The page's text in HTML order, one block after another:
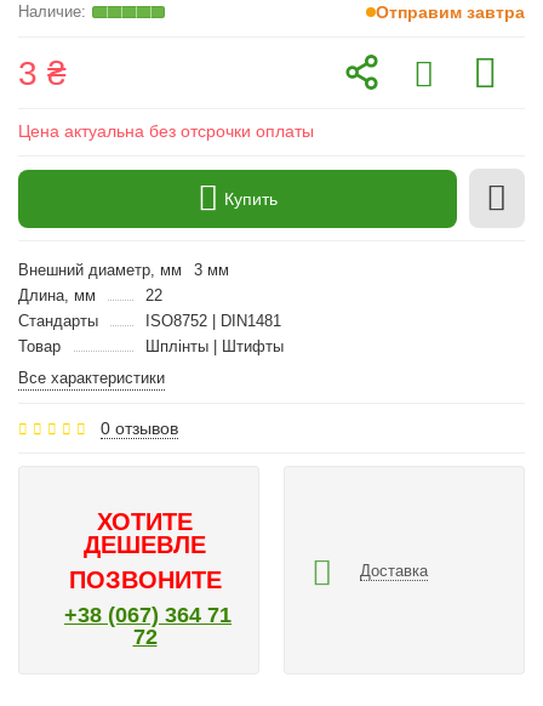
Отправим завтра
3 ₴
Цена актуальна без отсрочки оплаты
Купить
Внешний диаметр, мм
3 мм
Длина, мм
22
Стандарты
ISO8752 | DIN1481
Товар
Шплінты | Штифты
Все характеристики
0 отзывов
ХОТИТЕ
ДЕШЕВЛЕ
ПОЗВОНИТЕ
+38 (067) 364 71
72
Доставка